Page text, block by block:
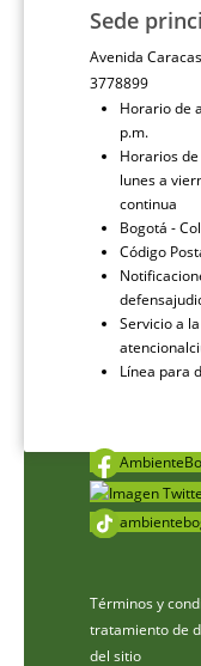
Sede
Avenida
3778899
Horario de
p.m.
Horarios
lunes a
continua
Bogotá -
Código
Servicio a
Línea para
Términos y
tratamiento de
del sitio